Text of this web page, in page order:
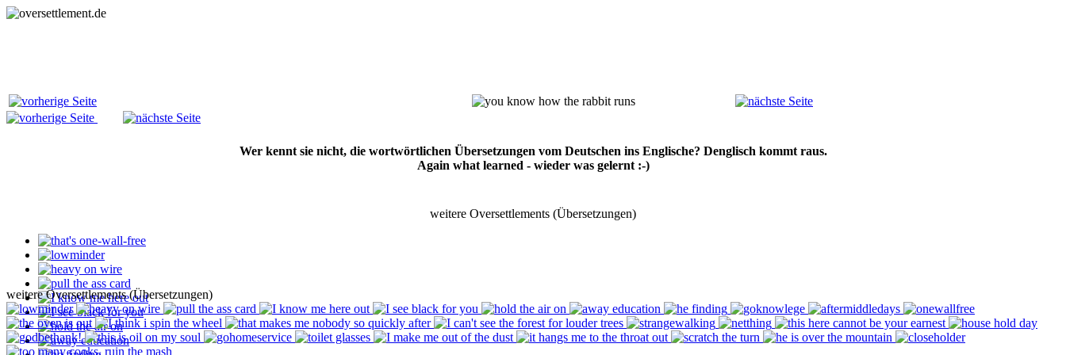
Wer kennt sie nicht, die wortwörtlichen Übersetzungen vom Deutschen ins Englische? Denglisch kommt raus.
Again what learned - wieder was gelernt :-)
weitere Oversettlements (Übersetzungen)
weitere Oversettlements (Übersetzungen)